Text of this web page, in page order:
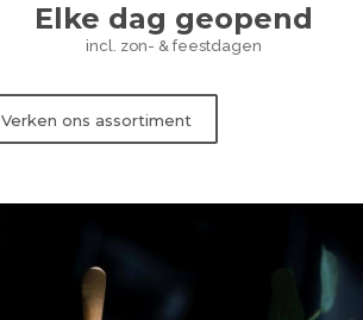
Elke dag geopend
incl. zon- & feestdagen
Verken ons assortiment